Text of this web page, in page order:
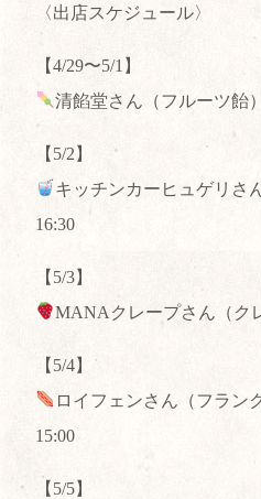
〈出店スケジュール〉
【4/29〜5/1】
清餡堂さん（フルーツ飴
【5/2】
キッチンカーヒュゲリさ
16:30
【5/3】
MANAクレープさん（ク
【5/4】
ロイフェンさん（フラン
15:00
【5/5】